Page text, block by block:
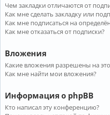
Чем закладки отличаются от
Как мне сделать закладку или
Как мне подписаться на
Как мне отказаться от подписки?
Вложения
Какие вложения разрешены на
Как мне найти мои вложения?
Информация о phpBB
Кто написал эту конференцию?